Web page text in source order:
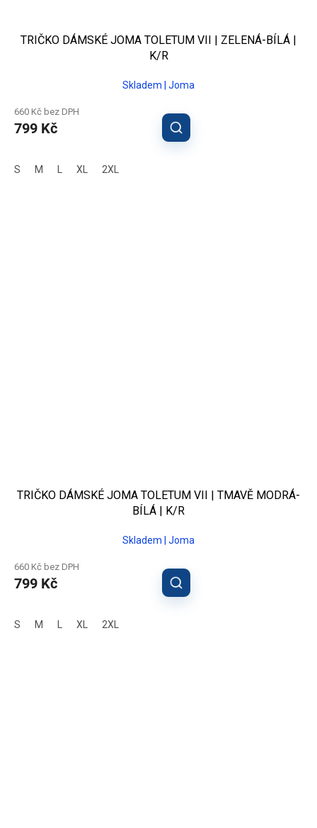
TRIČKO DÁMSKÉ JOMA TOLETUM VII | ZELENÁ-BÍLÁ |
K/R
Skladem | Joma
660 Kč bez DPH
799 Kč
S M L XL 2XL
TRIČKO DÁMSKÉ JOMA TOLETUM VII | TMAVĚ MODRÁ-
BÍLÁ | K/R
Skladem | Joma
660 Kč bez DPH
799 Kč
S M L XL 2XL